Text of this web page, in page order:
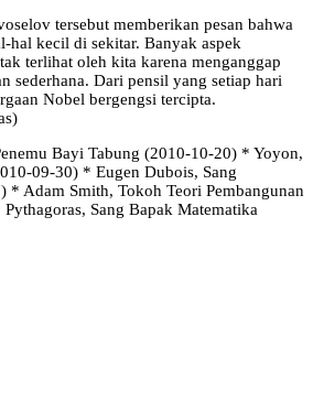
tersebut memberikan pesan bahwa
hal kecil di sekitar. Banyak aspek
terlihat oleh kita karena menganggap
sederhana. Dari pensil yang setiap hari
Nobel bergengsi tercipta.
Bayi Tabung (2010-10-20) * Yoyon,
09-30) * Eugen Dubois, Sang
* Adam Smith, Tokoh Teori Pembangunan
Sang Bapak Matematika